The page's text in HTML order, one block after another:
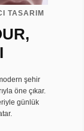
TASARIM
şehir
öne çıkar.
günlük